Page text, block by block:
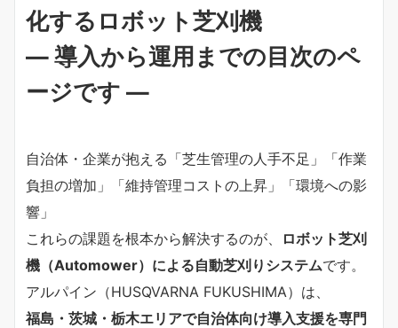
化するロボット芝刈機
― 導入から運用までの目次のペ
ージです ―
自治体・企業が抱える「芝生管理の人手不足」「作業
負担の増加」「維持管理コストの上昇」「環境への影
響」
これらの課題を根本から解決するのが、
ロボット芝刈
機（Automower）による自動芝刈りシステムです。
アルパイン（HUSQVARNA FUKUSHIMA）は、
福島・茨城・栃木エリアで自治体向け導入支援を専門